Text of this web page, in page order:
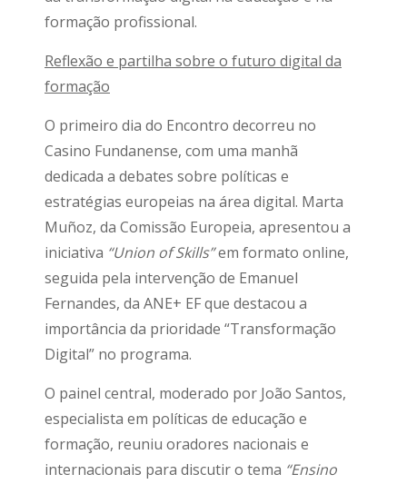
formação profissional.
Reflexão e partilha sobre o futuro digital da
formação
O primeiro dia do Encontro decorreu no
Casino Fundanense, com uma manhã
dedicada a debates sobre políticas e
estratégias europeias na área digital. Marta
Muñoz, da Comissão Europeia, apresentou a
iniciativa “Union of Skills”em formato online,
seguida pela intervenção de Emanuel
Fernandes, da ANE+ EF que destacou a
importância da prioridade “Transformação
Digital” no programa.
O painel central, moderado por João Santos,
especialista em políticas de educação e
formação, reuniu oradores nacionais e
internacionais para discutir o tema “Ensino